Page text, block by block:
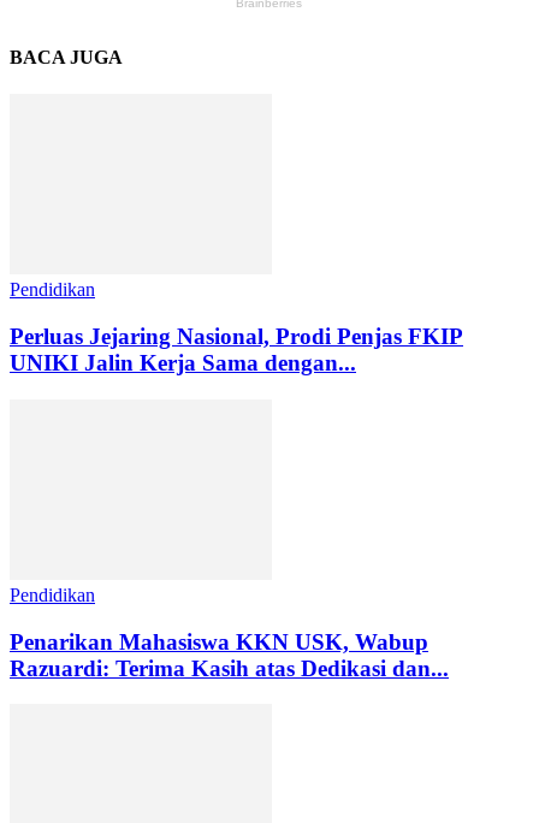
BACA JUGA
Pendidikan
Perluas Jejaring Nasional, Prodi Penjas FKIP
UNIKI Jalin Kerja Sama dengan...
Pendidikan
Penarikan Mahasiswa KKN USK, Wabup
Razuardi: Terima Kasih atas Dedikasi dan...